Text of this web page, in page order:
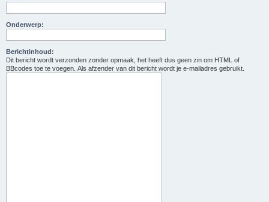
Onderwerp:
Berichtinhoud:
Dit bericht wordt verzonden zonder opmaak, het heeft dus geen zin om HTML of
BBcodes toe te voegen. Als afzender van dit bericht wordt je e-mailadres gebruikt.